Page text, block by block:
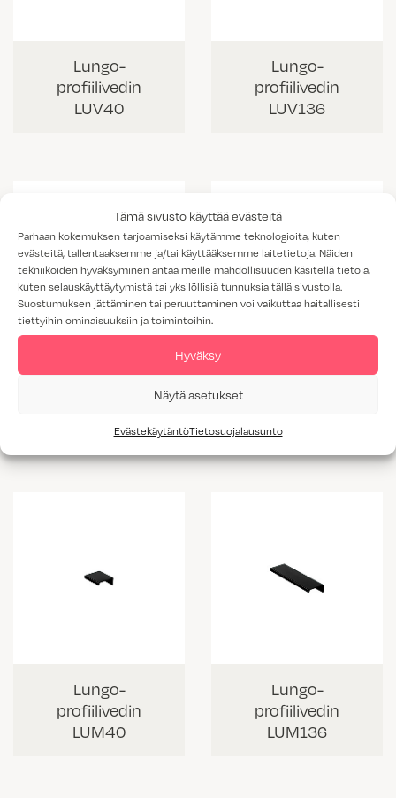
Tämä sivusto käyttää evästeitä
Parhaan kokemuksen tarjoamiseksi käytämme teknologioita, kuten
evästeitä, tallentaaksemme ja/tai käyttääksemme laitetietoja. Näiden
tekniikoiden hyväksyminen antaa meille mahdollisuuden käsitellä tietoja,
kuten selauskäyttäytymistä tai yksilöllisiä tunnuksia tällä sivustolla.
Suostumuksen jättäminen tai peruuttaminen voi vaikuttaa haitallisesti
tiettyihin ominaisuuksiin ja toimintoihin.
Hyväksy
Näytä asetukset
EvästekäytäntöTietosuojalausunto
Lungo-
profiilivedin
LUV40
Lungo-
profiilivedin
LUV136
Lungo-
Lungo-
Lungo-
profiilivedin
LUM40
Lungo-
profiilivedin
LUM136